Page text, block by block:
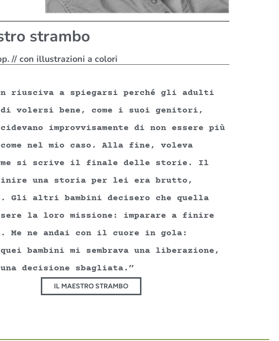
strambo
// con illustrazioni a colori
riusciva a spiegarsi perché gli adulti
volersi bene, come i suoi genitori,
improvvisamente di non essere più
nel mio caso. Alla fine, voleva
si scrive il finale delle storie. Il
una storia per lei era brutto,
altri bambini decisero che quella
la loro missione: imparare a finire
Me ne andai con il cuore in gola:
bambini mi sembrava una liberazione,
una decisione sbagliata.”
IL MAESTRO STRAMBO